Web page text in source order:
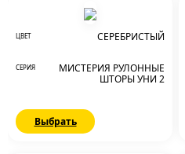
ЦВЕТ СЕРЕБРИСТЫЙ
СЕРИЯ
МИСТЕРИЯ РУЛОННЫЕ
ШТОРЫ УНИ 2
Выбрать